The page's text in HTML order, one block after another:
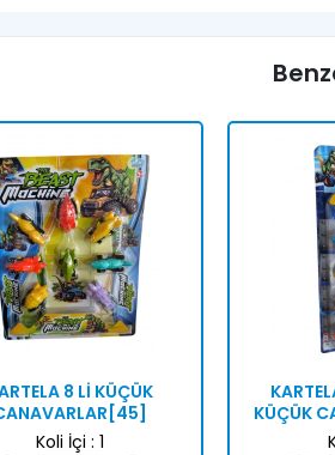
8 Lİ KÜÇÜK
Koli İçi : 1
KÜÇÜK